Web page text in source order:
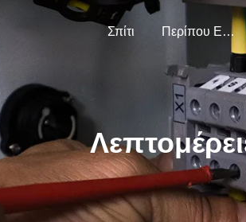
Σπίτι Περίπου Εμείς